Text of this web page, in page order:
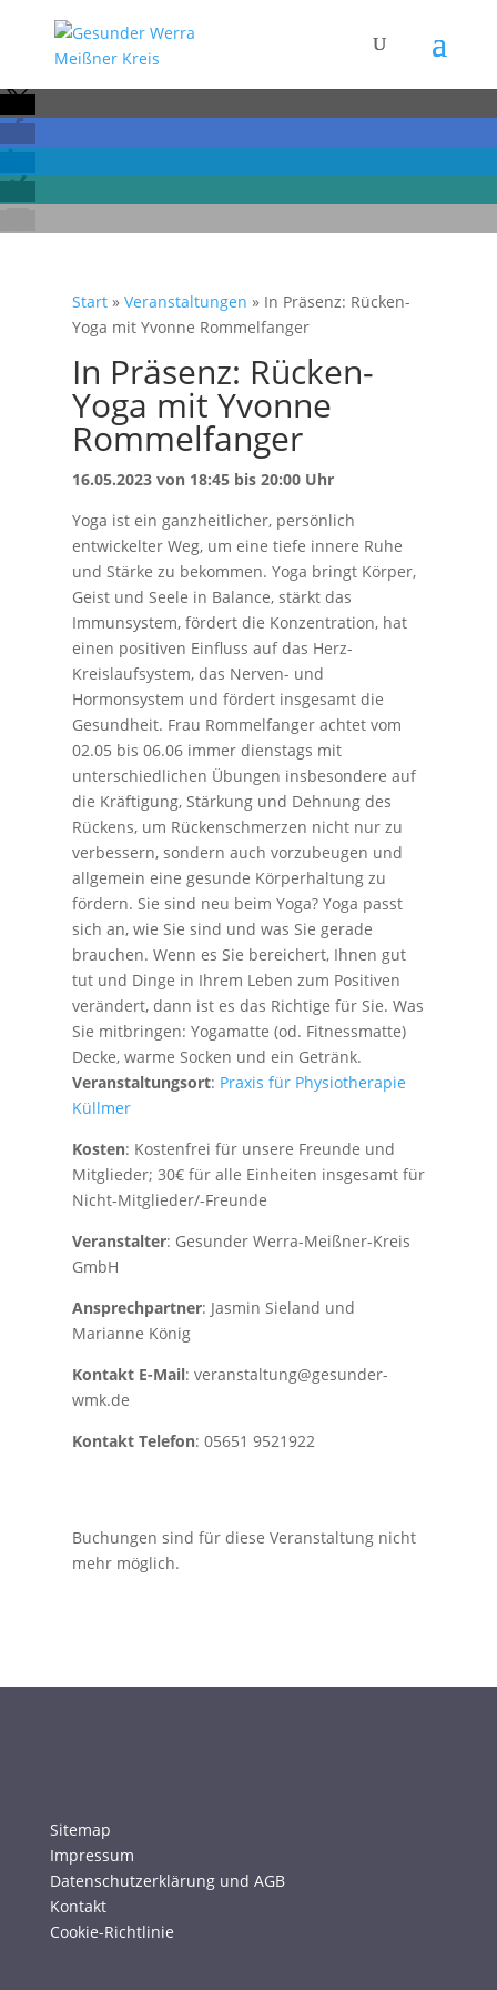
Start » Veranstaltungen » In Präsenz: Rücken-
Yoga mit Yvonne Rommelfanger
In Präsenz: Rücken-
Yoga mit Yvonne
Rommelfanger
16.05.2023 von 18:45 bis 20:00 Uhr
Yoga ist ein ganzheitlicher, persönlich
entwickelter Weg, um eine tiefe innere Ruhe
und Stärke zu bekommen. Yoga bringt Körper,
Geist und Seele in Balance, stärkt das
Immunsystem, fördert die Konzentration, hat
einen positiven Einfluss auf das Herz-
Kreislaufsystem, das Nerven- und
Hormonsystem und fördert insgesamt die
Gesundheit. Frau Rommelfanger achtet vom
02.05 bis 06.06 immer dienstags mit
unterschiedlichen Übungen insbesondere auf
die Kräftigung, Stärkung und Dehnung des
Rückens, um Rückenschmerzen nicht nur zu
verbessern, sondern auch vorzubeugen und
allgemein eine gesunde Körperhaltung zu
fördern. Sie sind neu beim Yoga? Yoga passt
sich an, wie Sie sind und was Sie gerade
brauchen. Wenn es Sie bereichert, Ihnen gut
tut und Dinge in Ihrem Leben zum Positiven
verändert, dann ist es das Richtige für Sie. Was
Sie mitbringen: Yogamatte (od. Fitnessmatte)
Decke, warme Socken und ein Getränk.
Veranstaltungsort: Praxis für Physiotherapie
Küllmer
Kosten: Kostenfrei für unsere Freunde und
Mitglieder; 30€ für alle Einheiten insgesamt für
Nicht-Mitglieder/-Freunde
Veranstalter: Gesunder Werra-Meißner-Kreis
GmbH
Ansprechpartner: Jasmin Sieland und
Marianne König
Kontakt E-Mail: veranstaltung@gesunder-
wmk.de
Kontakt Telefon: 05651 9521922
Buchungen sind für diese Veranstaltung nicht
mehr möglich.
Sitemap
Impressum
Datenschutzerklärung und AGB
Kontakt
Cookie-Richtlinie